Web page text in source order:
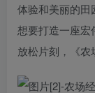
体验和美丽的田
想要打造一座宏
放松片刻，《农